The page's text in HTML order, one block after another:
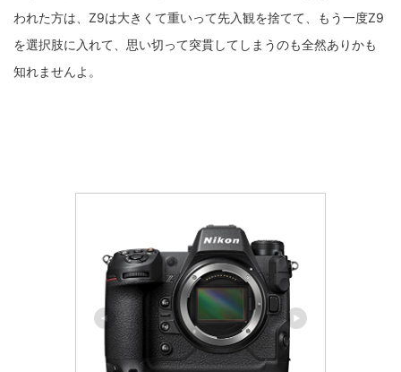
われた方は、Z9は大きくて重いって先入観を捨てて、もう一度Z9
を選択肢に入れて、思い切って突貫してしまうのも全然ありかも
知れませんよ。